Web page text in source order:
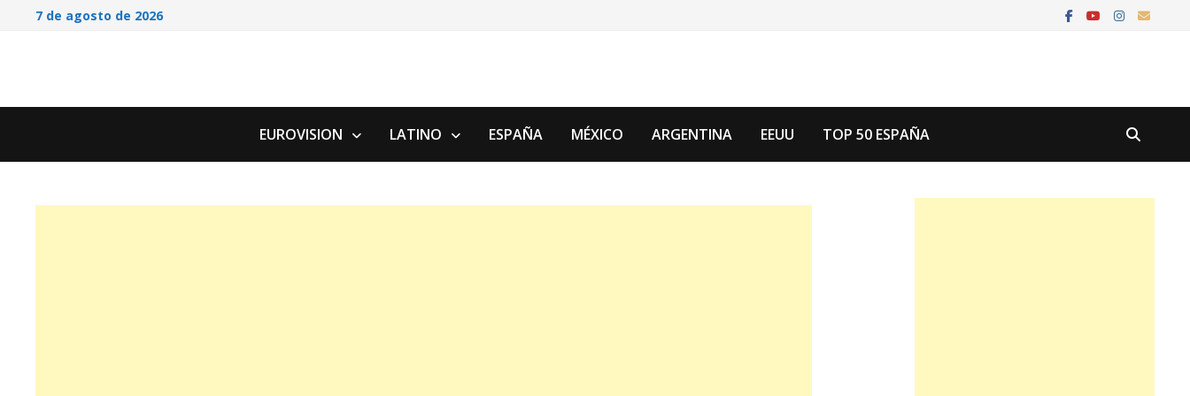
Saltar7 de agosto de 2026
EUROVISION LATINO ESPAÑA MÉXICO ARGENTINA EEUU TOP 50 ESPAÑA